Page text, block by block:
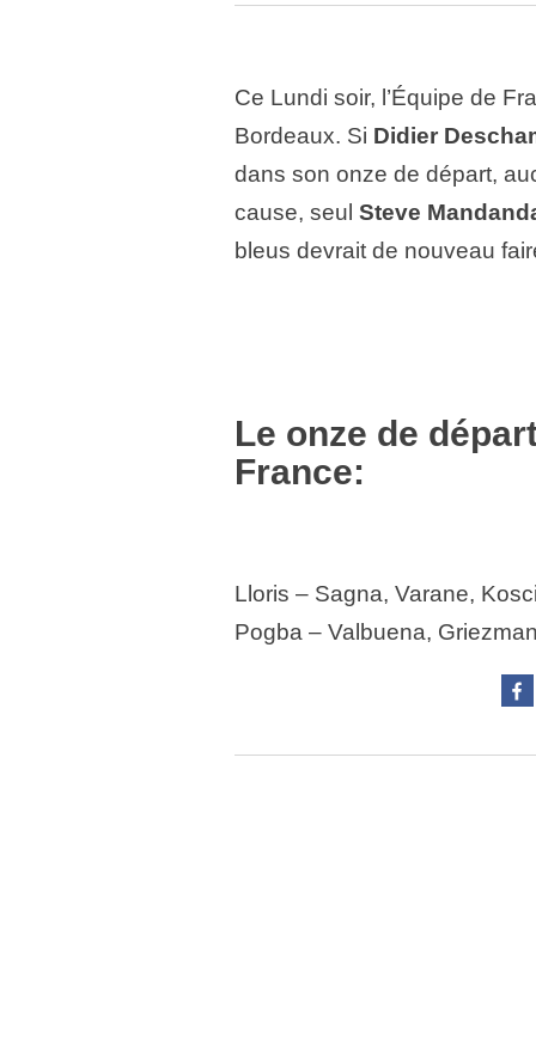
Ce Lundi soir, l’Équipe de
Bordeaux. Si Didier
dans son onze de départ,
cause, seul Steve
bleus devrait de nouveau
Le onze de
France:
Lloris – Sagna, Varane,
Pogba – Valbuena,